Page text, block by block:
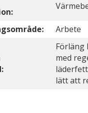
Arbete
Förläng
med
lätt att